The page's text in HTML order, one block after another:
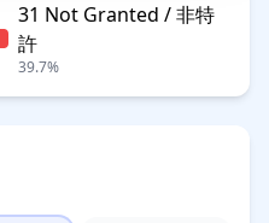
31 Not Granted / 非特
許
39.7%